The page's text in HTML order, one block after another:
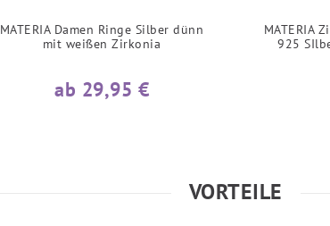
MATERIA Damen Ringe Silber dünn
mit weißen Zirkonia
ab 29,95 €
MATERIA
925
VORTEILE